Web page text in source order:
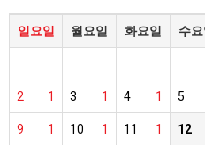
일요일 월요일 화요일 수요
1
2 1
3 1
4 5
1
9 1
10 1
11 12